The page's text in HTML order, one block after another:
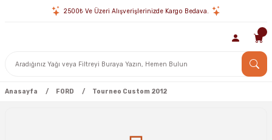
2500₺ Ve Üzeri Alışverişlerinizde Kargo Bedava.
Anasayfa FORD Tourneo Custom 2012